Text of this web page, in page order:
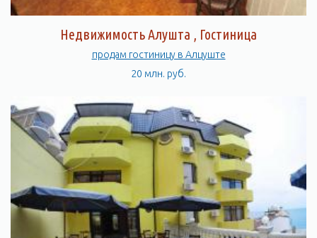
Недвижимость Алушта , Гостиница
продам гостиницу в Алцуште
20 млн. руб.